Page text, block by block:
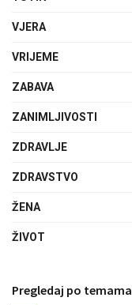
VJERA
VRIJEME
ZABAVA
ZANIMLJIVOSTI
ZDRAVLJE
ZDRAVSTVO
ŽENA
ŽIVOT
Pregledaj po temama